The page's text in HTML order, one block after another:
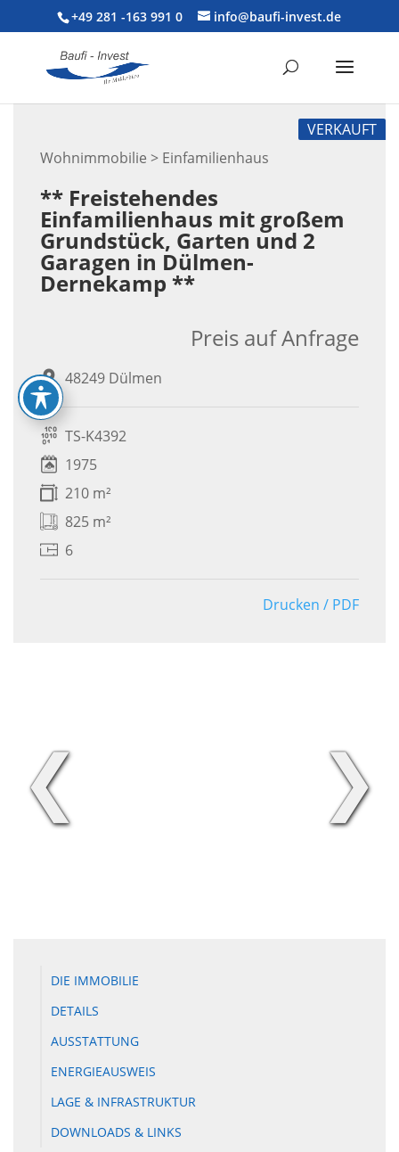
+49 281 -163 991 0 info@baufi-invest.de
Wohnimmobilie > Einfamilienhaus
VERKAUFT
** Freistehendes
Einfamilienhaus mit großem
Grundstück, Garten und 2
Garagen in Dülmen-
Dernekamp **
48249 Dülmen
Preis auf Anfrage
TS-K4392
1975
210 m²
825 m²
6
Drucken / PDF
❮ ❯
DIE IMMOBILIE
DETAILS
AUSSTATTUNG
ENERGIEAUSWEIS
LAGE & INFRASTRUKTUR
DOWNLOADS & LINKS